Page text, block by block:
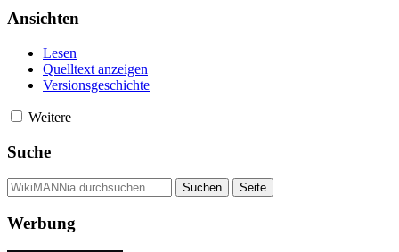
Ansichten
Lesen
Quelltext anzeigen
Versionsgeschichte
Weitere
Suche
Werbung